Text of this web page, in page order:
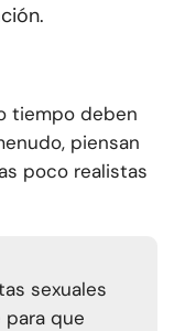
tiempo deben
piensan
poco realistas
sexuales
que